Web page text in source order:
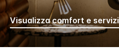
Visualizza comfort e servizi